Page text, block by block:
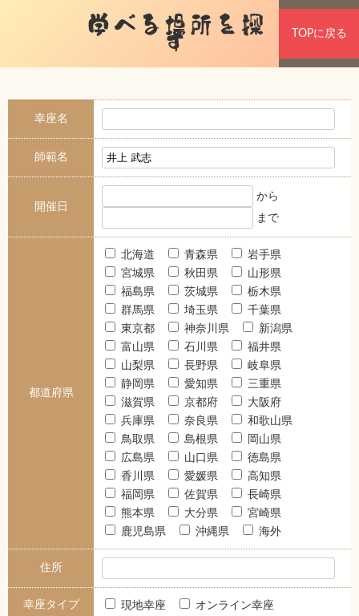
学べる場所を探
す TOPに戻る
幸座名
師範名
開催日
から
まで
都道府県
北海道 青森県
岩手県
宮城県
秋田県
山形県
福島県
茨城県
栃木県
群馬県
埼玉県
千葉県
東京都
神奈川県
新潟県
富山県
石川県
福井県
山梨県
長野県
岐阜県
静岡県
愛知県
三重県
滋賀県
京都府
大阪府
兵庫県
奈良県
和歌山県
鳥取県
島根県
岡山県
広島県
山口県
徳島県
香川県
愛媛県
高知県
福岡県
佐賀県
長崎県
熊本県
大分県
宮崎県
鹿児島県
沖縄県 海外
住所
幸座タイプ 現地幸座 オンライン幸座